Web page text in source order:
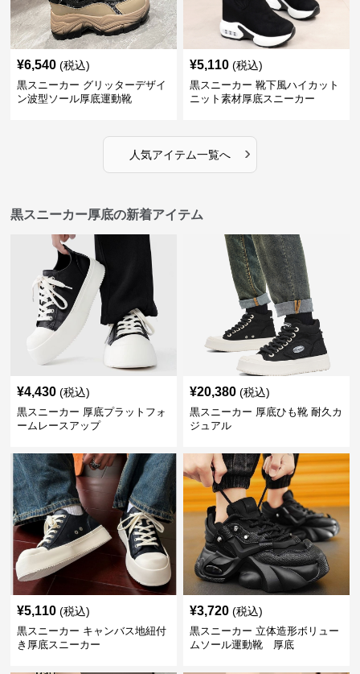
¥6,540 (税込)
黒スニーカー グリッターデザイ
ン波型ソール厚底運動靴
¥5,110 (税込)
黒スニーカー 靴下風ハイカット
ニット素材厚底スニーカー
人気アイテム一覧へ ›
黒スニーカー厚底の新着アイテム
¥4,430 (税込)
黒スニーカー 厚底プラットフォ
ームレースアップ
¥20,380 (税込)
黒スニーカー 厚底ひも靴 耐久カ
ジュアル
¥5,110 (税込)
黒スニーカー キャンバス地紐付
き厚底スニーカー
¥3,720 (税込)
黒スニーカー 立体造形ボリュー
ムソール運動靴 厚底